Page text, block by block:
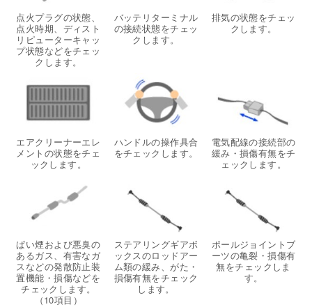
点火プラグの状態、
点火時期、ディスト
リピューターキャッ
プ状態などをチェッ
クします。
バッテリターミナル
の接続状態をチェッ
クします。
排気の状態をチェッ
クします。
エアクリーナーエレ
メントの状態をチェ
ックします。
ハンドルの操作具合
をチェックします。
電気配線の接続部の
緩み・損傷有無をチ
ェックします。
ぱい煙および悪臭の
あるガス、有害なガ
スなどの発散防止装
置機能・損傷などを
チェックします。
（10項目）
ステアリングギアボ
ックスのロッドアー
ム類の緩み、がた・
損傷有無をチェック
します。
ポールジョイントブ
ーツの亀裂・損傷有
無をチェックしま
す。